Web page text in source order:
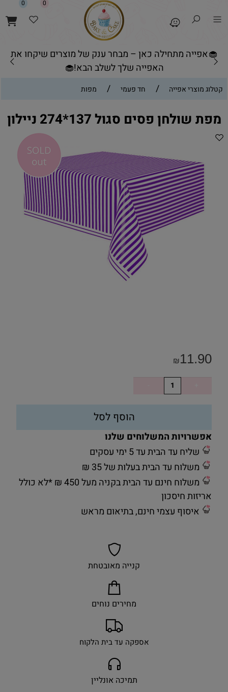
🧁אפייה מתחילה כאן – מבחר ענק של מוצרים שיקחו את
האפייה שלך לשלב הבא!🧁
0 0
קטלוג מוצרי אפייה / חד פעמי / מפות
מפת שולחן פסים סגול 137*274 ניילון
₪11.90
הוסף לסל
אפשרויות המשלוחים שלנו
שליח עד הבית עד 5 ימי עסקים
משלוח עד הבית בעלות של 35 ₪
משלוח חינם עד הבית בקניה מעל 450 ₪ *לא כולל
אריזות חיסכון
איסוף עצמי חינם, בתיאום מראש
קנייה מאובטחת
מחירים נוחים
אספקה עד בית הלקוח
תמיכה אונליין